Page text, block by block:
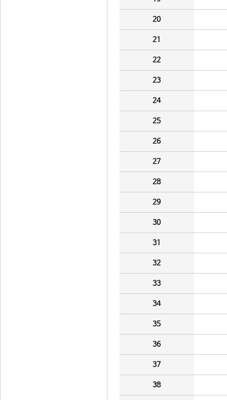
20
21
22
23
24
25
26
27
28
29
30
31
32
33
34
35
36
37
38